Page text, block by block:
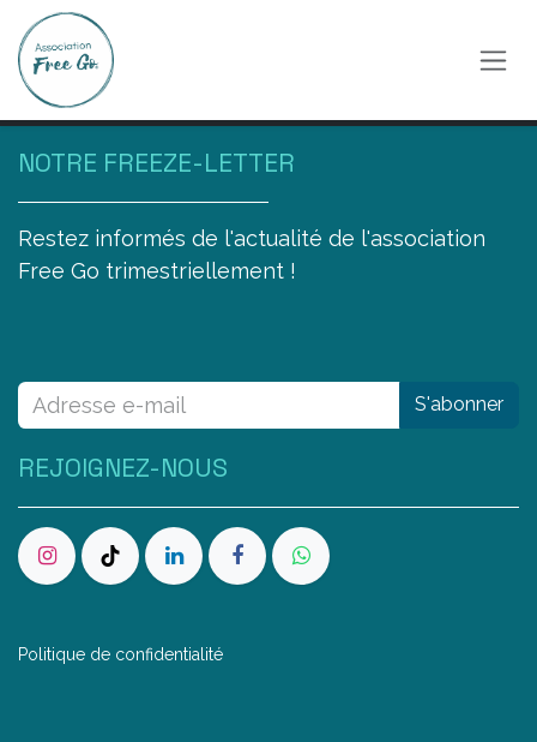
Se rendre au contenu
NOTRE FREEZE-LETTER
Restez informés de l'actualité de l'association
Free Go trimestriellement !
REJOIGNEZ-NOUS
Politique de confidentialité
S'abonner